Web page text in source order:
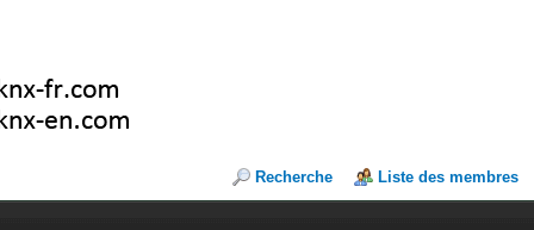
Recherche Liste des membres